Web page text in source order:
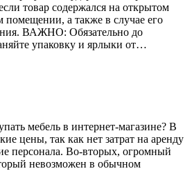
товар содержался на открытом
помещении, а также в случае его
ВАЖНО: Обязательно до
упаковку и ярлыки от…
мебель в интернет-магазине? В
цены, так как нет затрат на аренду
персонала. Во-вторых, огромный
невозможен в обычном